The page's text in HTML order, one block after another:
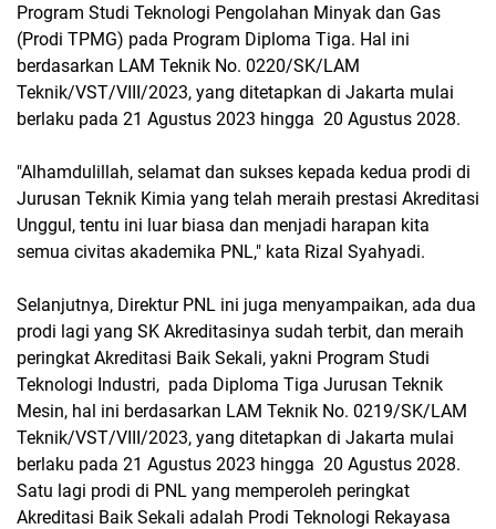
Program Studi Teknologi Pengolahan Minyak dan Gas
(Prodi TPMG) pada Program Diploma Tiga. Hal ini
berdasarkan LAM Teknik No. 0220/SK/LAM
Teknik/VST/VIII/2023, yang ditetapkan di Jakarta mulai
berlaku pada 21 Agustus 2023 hingga 20 Agustus 2028.
"Alhamdulillah, selamat dan sukses kepada kedua prodi di
Jurusan Teknik Kimia yang telah meraih prestasi Akreditasi
Unggul, tentu ini luar biasa dan menjadi harapan kita
semua civitas akademika PNL," kata Rizal Syahyadi.
Selanjutnya, Direktur PNL ini juga menyampaikan, ada dua
prodi lagi yang SK Akreditasinya sudah terbit, dan meraih
peringkat Akreditasi Baik Sekali, yakni Program Studi
Teknologi Industri, pada Diploma Tiga Jurusan Teknik
Mesin, hal ini berdasarkan LAM Teknik No. 0219/SK/LAM
Teknik/VST/VIII/2023, yang ditetapkan di Jakarta mulai
berlaku pada 21 Agustus 2023 hingga 20 Agustus 2028.
Satu lagi prodi di PNL yang memperoleh peringkat
Akreditasi Baik Sekali adalah Prodi Teknologi Rekayasa